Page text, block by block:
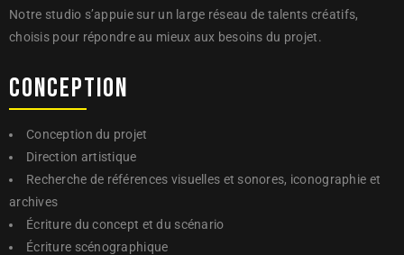
Notre studio s’appuie sur un large réseau de talents créatifs,
choisis pour répondre au mieux aux besoins du projet.
CONCEPTION
Conception du projet
Direction artistique
Recherche de références visuelles et sonores, iconographie et
archives
Écriture du concept et du scénario
Écriture scénographique